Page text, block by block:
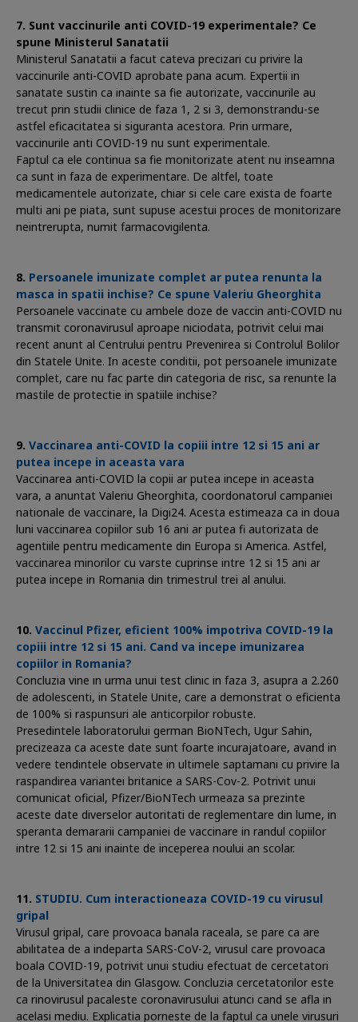
Sunt vaccinurile anti COVID-19 experimentale? Ce
spune Ministerul Sanatatii
Ministerul Sanatatii a facut cateva precizari cu privire la
vaccinurile anti-COVID aprobate pana acum. Expertii in
sanatate sustin ca inainte sa fie autorizate, vaccinurile au
trecut prin studii clinice de faza 1, 2 si 3, demonstrandu-se
astfel eficacitatea si siguranta acestora. Prin urmare,
vaccinurile anti COVID-19 nu sunt experimentale.
Faptul ca ele continua sa fie monitorizate atent nu inseamna
ca sunt in faza de experimentare. De altfel, toate
medicamentele autorizate, chiar si cele care exista de foarte
multi ani pe piata, sunt supuse acestui proces de monitorizare
neintrerupta, numit farmacovigilenta.
Persoanele imunizate complet ar putea renunta la
masca in spatii inchise? Ce spune Valeriu Gheorghita
Persoanele vaccinate cu ambele doze de vaccin anti-COVID nu
transmit coronavirusul aproape niciodata, potrivit celui mai
recent anunt al Centrului pentru Prevenirea si Controlul Bolilor
din Statele Unite. In aceste conditii, pot persoanele imunizate
complet, care nu fac parte din categoria de risc, sa renunte la
mastile de protectie in spatiile inchise?
Vaccinarea anti-COVID la copiii intre 12 si 15 ani ar
putea incepe in aceasta vara
Vaccinarea anti-COVID la copii ar putea incepe in aceasta
vara, a anuntat Valeriu Gheorghita, coordonatorul campaniei
nationale de vaccinare, la Digi24. Acesta estimeaza ca in doua
luni vaccinarea copiilor sub 16 ani ar putea fi autorizata de
agentiile pentru medicamente din Europa si America. Astfel,
vaccinarea minorilor cu varste cuprinse intre 12 si 15 ani ar
putea incepe in Romania din trimestrul trei al anului.
Vaccinul Pfizer, eficient 100% impotriva COVID-19 la
copiii intre 12 si 15 ani. Cand va incepe imunizarea
copiilor in Romania?
Concluzia vine in urma unui test clinic in faza 3, asupra a 2.260
de adolescenti, in Statele Unite, care a demonstrat o eficienta
de 100% si raspunsuri ale anticorpilor robuste.
Presedintele laboratorului german BioNTech, Ugur Sahin,
precizeaza ca aceste date sunt foarte incurajatoare, avand in
vedere tendintele observate in ultimele saptamani cu privire la
raspandirea variantei britanice a SARS-Cov-2. Potrivit unui
comunicat oficial, Pfizer/BioNTech urmeaza sa prezinte
aceste date diverselor autoritati de reglementare din lume, in
speranta demararii campaniei de vaccinare in randul copiilor
intre 12 si 15 ani inainte de inceperea noului an scolar.
STUDIU. Cum interactioneaza COVID-19 cu virusul
gripal
Virusul gripal, care provoaca banala raceala, se pare ca are
abilitatea de a indeparta SARS-CoV-2, virusul care provoaca
boala COVID-19, potrivit unui studiu efectuat de cercetatori
de la Universitatea din Glasgow. Concluzia cercetatorilor este
ca rinovirusul pacaleste coronavirusului atunci cand se afla in
acelasi mediu. Explicatia porneste de la faptul ca unele virusuri